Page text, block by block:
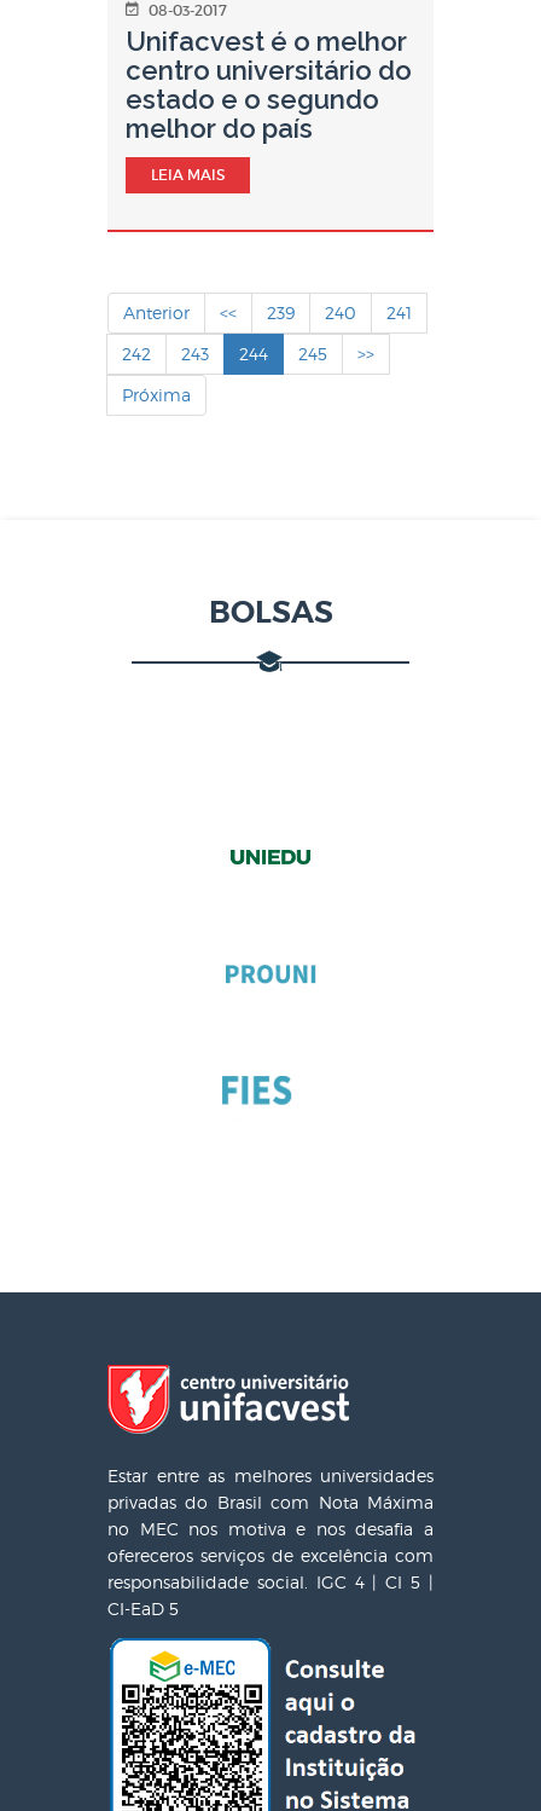
08-03-2017
Unifacvest é o melhor
centro universitário do
estado e o segundo
melhor do país
LEIA MAIS
Anterior << 239 240
241
242
243 244 245
>>
Próxima
BOLSAS
Estar entre as melhores universidades
privadas do Brasil com Nota Máxima
no MEC nos motiva e nos desafia a
ofereceros serviços de excelência com
responsabilidade social. IGC 4 | CI 5 |
CI-EaD 5